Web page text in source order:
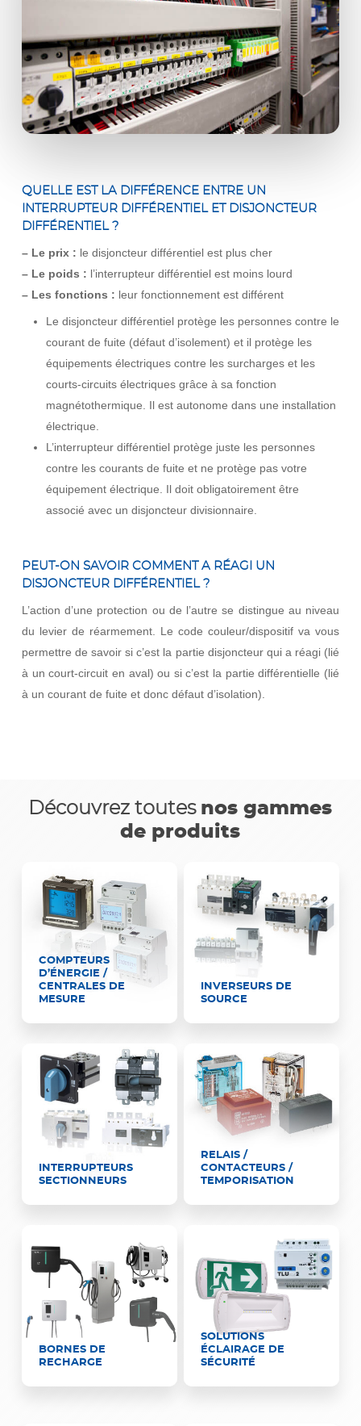
QUELLE EST LA DIFFÉRENCE ENTRE UN
INTERRUPTEUR DIFFÉRENTIEL ET DISJONCTEUR
DIFFÉRENTIEL ?
– Le prix : le disjoncteur différentiel est plus cher
– Le poids : l’interrupteur différentiel est moins lourd
– Les fonctions : leur fonctionnement est différent
Le disjoncteur différentiel protège les personnes contre le
courant de fuite (défaut d’isolement) et il protège les
équipements électriques contre les surcharges et les
courts-circuits électriques grâce à sa fonction
magnétothermique. Il est autonome dans une installation
électrique.
L’interrupteur différentiel protège juste les personnes
contre les courants de fuite et ne protège pas votre
équipement électrique. Il doit obligatoirement être
associé avec un disjoncteur divisionnaire.
PEUT-ON SAVOIR COMMENT A RÉAGI UN
DISJONCTEUR DIFFÉRENTIEL ?
L’action d’une protection ou de l’autre se distingue au niveau
du levier de réarmement. Le code couleur/dispositif va vous
permettre de savoir si c’est la partie disjoncteur qui a réagi (lié
à un court-circuit en aval) ou si c’est la partie différentielle (lié
à un courant de fuite et donc défaut d’isolation).
Découvrez toutes nos gammes
de produits
COMPTEURS
D’ÉNERGIE /
CENTRALES DE
MESURE
INVERSEURS DE
SOURCE
INTERRUPTEURS
SECTIONNEURS
RELAIS /
CONTACTEURS /
TEMPORISATION
BORNES DE
RECHARGE
SOLUTIONS
ÉCLAIRAGE DE
SÉCURITÉ